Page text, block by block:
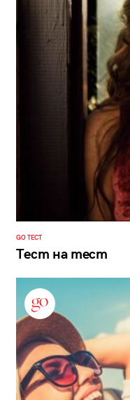
GO ТЕСТ
Тест на тест